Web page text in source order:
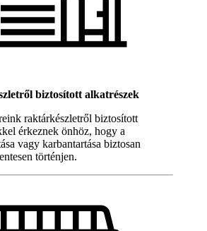
biztosított alkatrészek
raktárkészletről biztosított
érkeznek önhöz, hogy a
vagy karbantartása biztosan
történjen.